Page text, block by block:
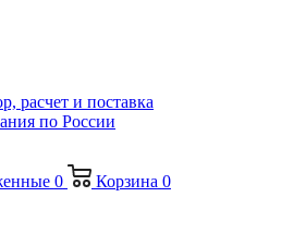
0 Корзина 0